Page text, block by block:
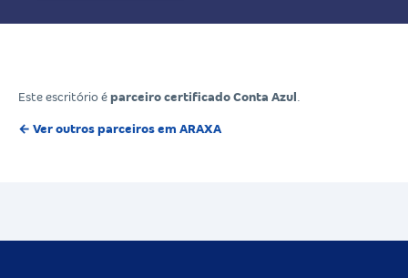
Este escritório é parceiro certificado Conta Azul
← Ver outros parceiros em ARAXA